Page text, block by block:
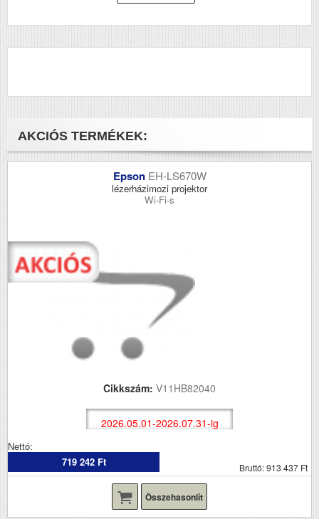
AKCIÓS TERMÉKEK:
Epson EH-LS670W
lézerházimozi projektor
Wi-Fi-s
Cikkszám: V11HB82040
2026.05.01-2026.07.31-ig
Nettó:
719 242 Ft
Bruttó: 913 437 Ft
Összehasonlít